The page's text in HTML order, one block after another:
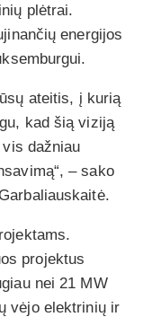
plėtrai.
energijos
ateitis, į kurią
kad šią viziją
dažniau
– sako
projektus
nei 21 MW
vėjo elektrinių ir